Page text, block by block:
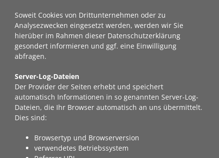
Soweit Cookies von Drittunternehmen oder zu
Analysezwecken eingesetzt werden, werden wir Sie
hierüber im Rahmen dieser Datenschutzerklärung
gesondert informieren und ggf. eine Einwilligung
abfragen.
Server-Log-Dateien
Der Provider der Seiten erhebt und speichert
automatisch Informationen in so genannten Server-Log-
Dateien, die Ihr Browser automatisch an uns übermittelt.
Dies sind:
Browsertyp und Browserversion
verwendetes Betriebssystem